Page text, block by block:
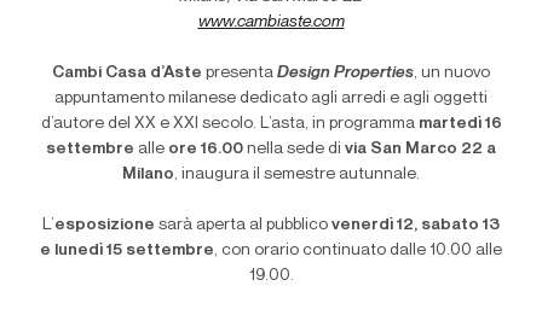
www.cambiaste.com
Cambi Casa d’Aste presenta Design Properties, un nuovo
appuntamento milanese dedicato agli arredi e agli oggetti
d’autore del XX e XXI secolo. L’asta, in programma martedì 16
settembre alle ore 16.00 nella sede di via San Marco 22 a
Milano, inaugura il semestre autunnale.
L’esposizione sarà aperta al pubblico venerdì 12, sabato 13
e lunedì 15 settembre, con orario continuato dalle 10.00 alle
19.00.